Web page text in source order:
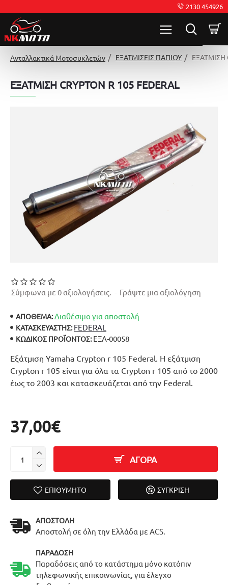
2130 454926
Ανταλλακτικά Μοτοσυκλετών ΕΞΑΤΜΙΣΕΙΣ ΠΑΠΙΟΥ ΕΞΑΤΜΙΣΗ
ΕΞΑΤΜΙΣΗ CRYPTON R 105 FEDERAL
Εξάτμιση Yamaha Crypton r 105 Federal. Η εξάτμιση
Crypton r 105 είναι για όλα τα Crypton r 105 από το 2000
έως το 2003 και κατασκευάζεται από την Federal.
ΑΠΟΘΕΜΑ:Διαθέσιμο για αποστολή
ΚΑΤΑΣΚΕΥΑΣΤΉΣ: FEDERAL
ΚΩΔΙΚΌΣ ΠΡΟΪΌΝΤΟΣ: ΕΞΑ-00058
Σύμφωνα με 0 αξιολογήσεις. - Γράψτε μια αξιολόγηση
37,00€
ΑΓΟΡΑ
ΕΠΙΘΥΜΗΤΌ ΣΎΓΚΡΙΣΗ
ΑΠΟΣΤΟΛΉ
Αποστολή σε όλη την Ελλάδα με ACS.
ΠΑΡΆΔΟΣΗ
Παραδόσεις από το κατάστημα μόνο κατόπιν
τηλεφωνικής επικοινωνίας, για έλεγχο